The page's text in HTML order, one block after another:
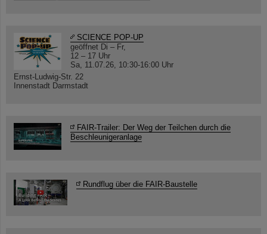
SCIENCE POP-UP
geöffnet Di – Fr,
12 – 17 Uhr
Sa, 11.07.26, 10:30-16:00 Uhr
Ernst-Ludwig-Str. 22
Innenstadt Darmstadt
FAIR-Trailer: Der Weg der Teilchen durch die
Beschleunigeranlage
Rundflug über die FAIR-Baustelle